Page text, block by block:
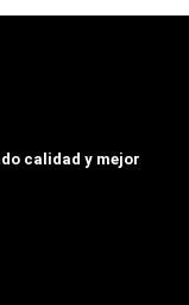
calidad y mejor